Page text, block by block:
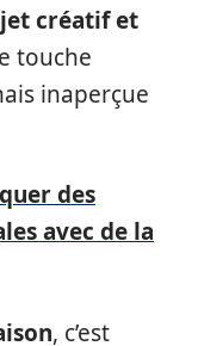
créatif et
touche
inaperçue
des
avec de la
, c’est